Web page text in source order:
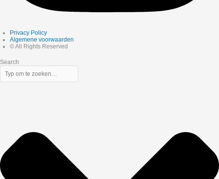
Privacy Policy
Algemene voorwaarden
© All Rights Reserved
Search